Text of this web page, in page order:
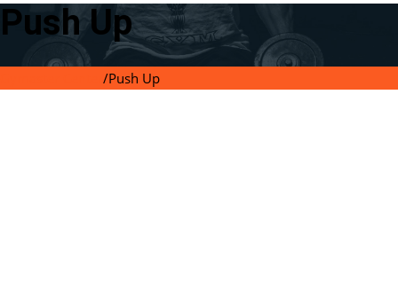
Push Up
/Push Up